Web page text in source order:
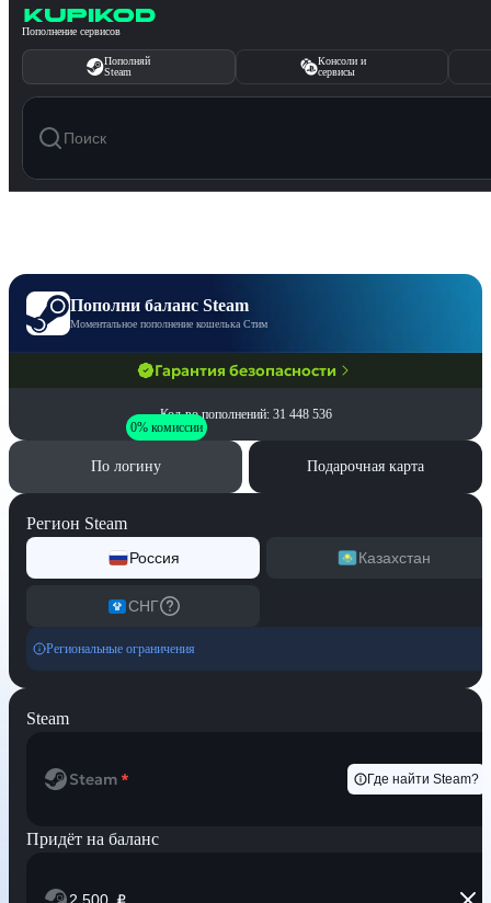
Перейти к содержимому
Пополнение сервисов
Пополняй
Steam
Консоли и
сервисы
Пополни баланс Steam
Моментальное пополнение кошелька Стим
Гарантия безопасности
Кол-во пополнений: 31 448 536
По логину
0% комиссии
Подарочная карта
Регион Steam
Россия Казахстан
СНГ
Региональные ограничения
Steam
Steam * Где найти Steam?
Придёт на баланс